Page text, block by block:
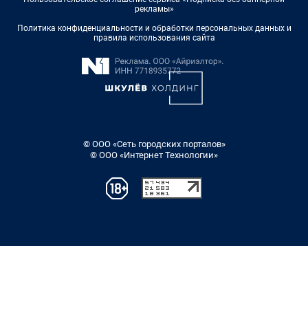
рекламы»
Политика конфиденциальности и обработки персональных данных и
правила использования сайта
© ООО «Сеть городских порталов»
© ООО «Интернет Технологии»